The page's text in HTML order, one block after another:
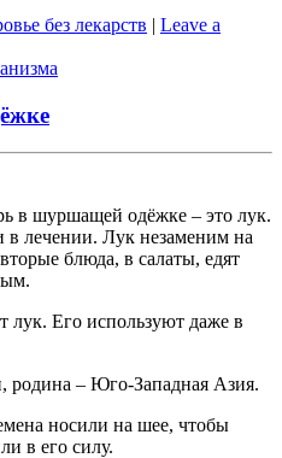
без лекарств | Leave a
в шуршащей одёжке – это лук.
лечении. Лук незаменим на
блюда, в салаты, едят
лук. Его используют даже в
родина – Юго-Западная Азия.
носили на шее, чтобы
в его силу.